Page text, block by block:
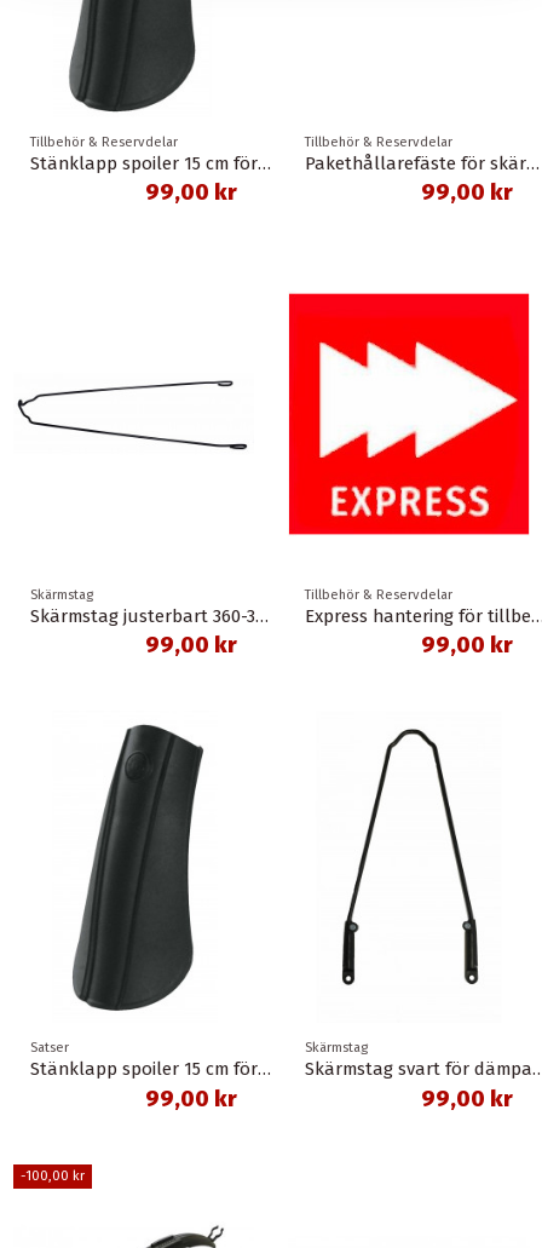
Tillbehör & Reservdelar
Stänklapp spoiler 15 cm för 35 mm skärmar sks
99,00 kr
Tillbehör & Reservdelar
Pakethållarefäste för skärm f-fix
99,00 kr
Skärmstag
Skärmstag justerbart 360-375 mm svart
99,00 kr
Tillbehör & Reservdelar
Express
99,00 kr
Satser
Stänklapp spoiler 15 cm för 42-45 mm skärmar sks
99,00 kr
Skärmstag
Skärmstag svart för
99,00 kr
-100,00 kr